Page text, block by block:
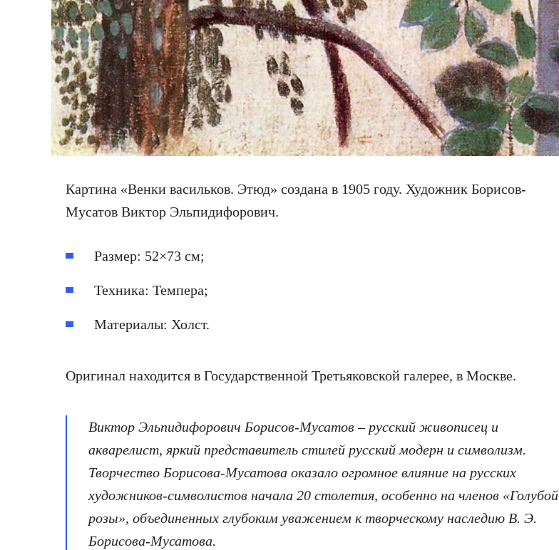
Картина «Венки васильков. Этюд» создана в 1905 году. Художник Борисов-
Мусатов Виктор Эльпидифорович.
Размер: 52×73 см;
Техника: Темпера;
Материалы: Холст.
Оригинал находится в Государственной Третьяковской галерее, в Москве.
Виктор Эльпидифорович Борисов-Мусатов – русский живописец и
акварелист, яркий представитель стилей русский модерн и символизм.
Творчество Борисова-Мусатова оказало огромное влияние на русских
художников-символистов начала 20 столетия, особенно на членов «Голубой
розы», объединенных глубоким уважением к творческому наследию В. Э.
Борисова-Мусатова.